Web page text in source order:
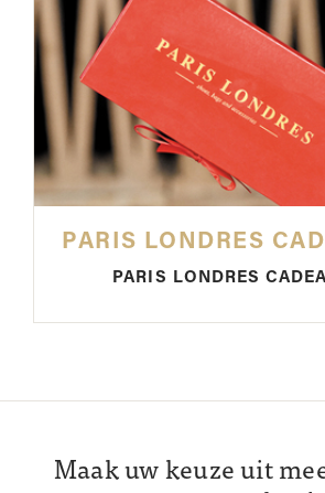
PARIS LONDRES
PARIS LONDRES
Maak uw keuze uit